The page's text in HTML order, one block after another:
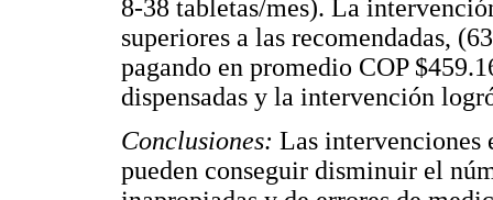
8-38 tabletas/mes). La
superiores a las recomendadas,
pagando en promedio COP
dispensadas y la intervención
Conclusiones: Las intervenciones
pueden conseguir disminuir el